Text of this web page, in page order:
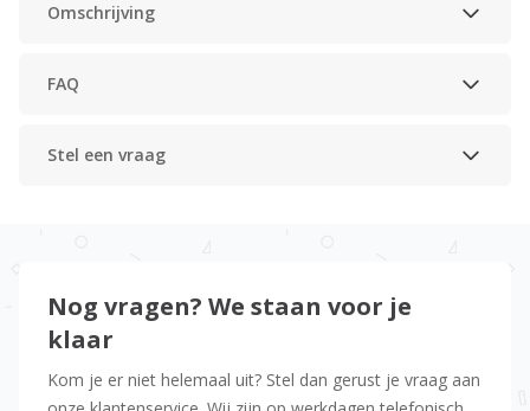
Omschrijving
FAQ
Stel een vraag
Nog vragen? We staan voor je
klaar
Kom je er niet helemaal uit? Stel dan gerust je vraag aan